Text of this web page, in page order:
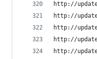
http://
http://
http://
http://
http://